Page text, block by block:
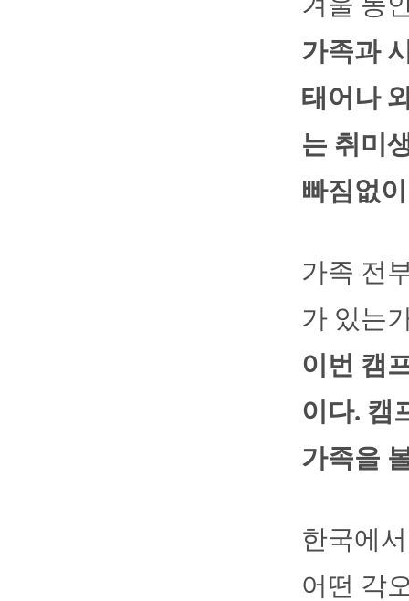
가족과
태어나
는 취미
빠짐없
가족 전
가 있는
이번 캠
이다. 캠
가족을
한국에
어떤 각